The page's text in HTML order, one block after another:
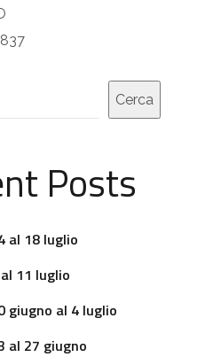
Cerca
Posts
al 18 luglio
11 luglio
giugno al 4 luglio
al 27 giugno